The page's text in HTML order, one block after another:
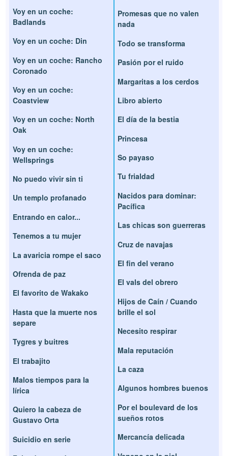
Voy en un coche:
Badlands
Voy en un coche: Din
Voy en un coche: Rancho
Coronado
Voy en un coche:
Coastview
Voy en un coche: North
Oak
Voy en un coche:
Wellsprings
No puedo vivir sin ti
Un templo profanado
Entrando en calor...
Tenemos a tu mujer
La avaricia rompe el saco
Ofrenda de paz
El favorito de Wakako
Hasta que la muerte nos
separe
Tygres y buitres
El trabajito
Malos tiempos para la
lírica
Quiero la cabeza de
Gustavo Orta
Suicidio en serie
Promesas que no valen
nada
Todo se transforma
Pasión por el ruido
Margaritas a los cerdos
Libro abierto
El día de la bestia
Princesa
So payaso
Tu frialdad
Nacidos para dominar:
Pacífica
Las chicas son guerreras
Cruz de navajas
El fin del verano
El vals del obrero
Hijos de Caín / Cuando
brille el sol
Necesito respirar
Mala reputación
La caza
Algunos hombres buenos
Por el boulevard de los
sueños rotos
Mercancía delicada